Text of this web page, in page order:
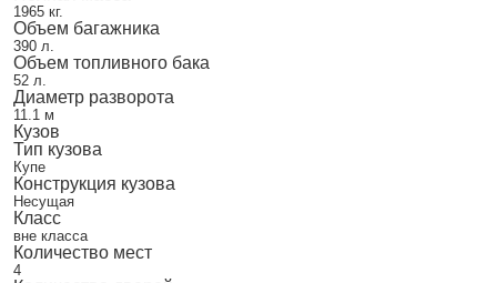
1965 кг.
Объем багажника
390 л.
Объем топливного бака
52 л.
Диаметр разворота
11.1 м
Кузов
Тип кузова
Купе
Конструкция кузова
Несущая
Класс
вне класса
Количество мест
4